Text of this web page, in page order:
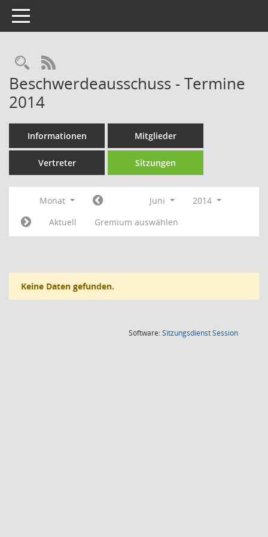
Toggle navigation
Rechercheauswahl
RSS-Feed
Beschwerdeausschuss - Termine
2014
Informationen Mitglieder
Vertreter Sitzungen
Monat Juni
2014
Aktuell
Gremium auswählen
Keine Daten gefunden.
Software:SitzungsdienstSession(Wird in